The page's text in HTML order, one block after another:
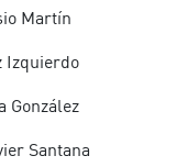
Martín
Izquierdo
González
Santana